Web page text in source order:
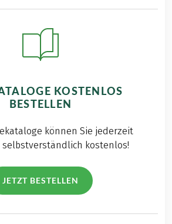
KOSTENLOS
BESTELLEN
können Sie jederzeit
kostenlos!
JETZT BESTELLEN